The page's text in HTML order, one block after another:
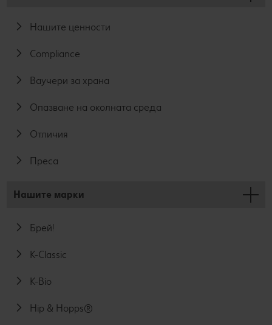
Нашите ценности
Compliance
Ваучери за храна
Опазване на околната среда
Отличия
Преса
Нашите марки
Брей!
K-Classic
K-Bio
Hip & Hopps®